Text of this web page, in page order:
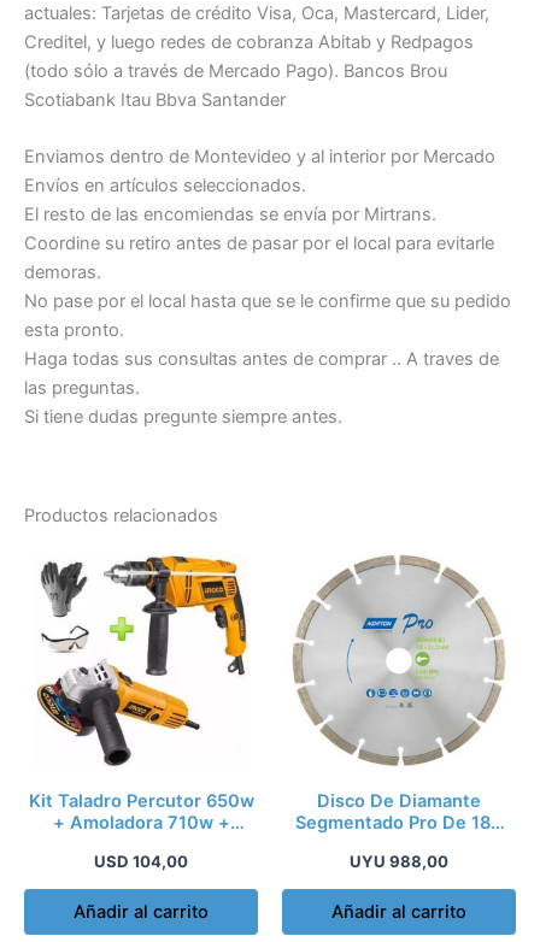
actuales: Tarjetas de crédito Visa, Oca, Mastercard, Lider,
Creditel, y luego redes de cobranza Abitab y Redpagos
(todo sólo a través de Mercado Pago). Bancos Brou
Scotiabank Itau Bbva Santander
Enviamos dentro de Montevideo y al interior por Mercado
Envíos en artículos seleccionados.
El resto de las encomiendas se envía por Mirtrans.
Coordine su retiro antes de pasar por el local para evitarle
demoras.
No pase por el local hasta que se le confirme que su pedido
esta pronto.
Haga todas sus consultas antes de comprar .. A traves de
las preguntas.
Si tiene dudas pregunte siempre antes.
Productos relacionados
Kit Taladro Percutor 650w
+ Amoladora 710w +
USD 104,00
Añadir al carrito
Disco De Diamante
Segmentado Pro De 180
UYU 988,00
Añadir al carrito